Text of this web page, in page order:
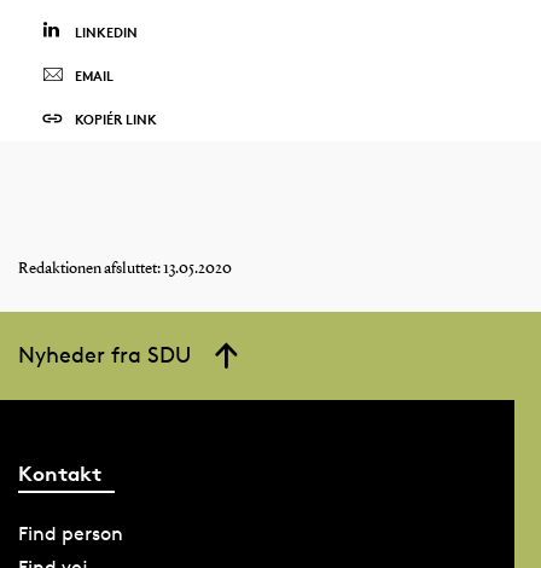
LINKEDIN
EMAIL
KOPIÉR LINK
Redaktionen afsluttet: 13.05.2020
Nyheder fra SDU
Kontakt
Find person